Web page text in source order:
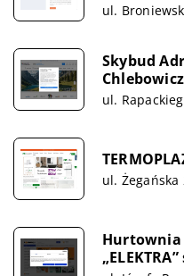
ul.
Skybud
Chlebowicz
ul.
ul. Żegańska
Hurtownia